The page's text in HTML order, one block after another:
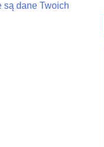
są dane Twoich